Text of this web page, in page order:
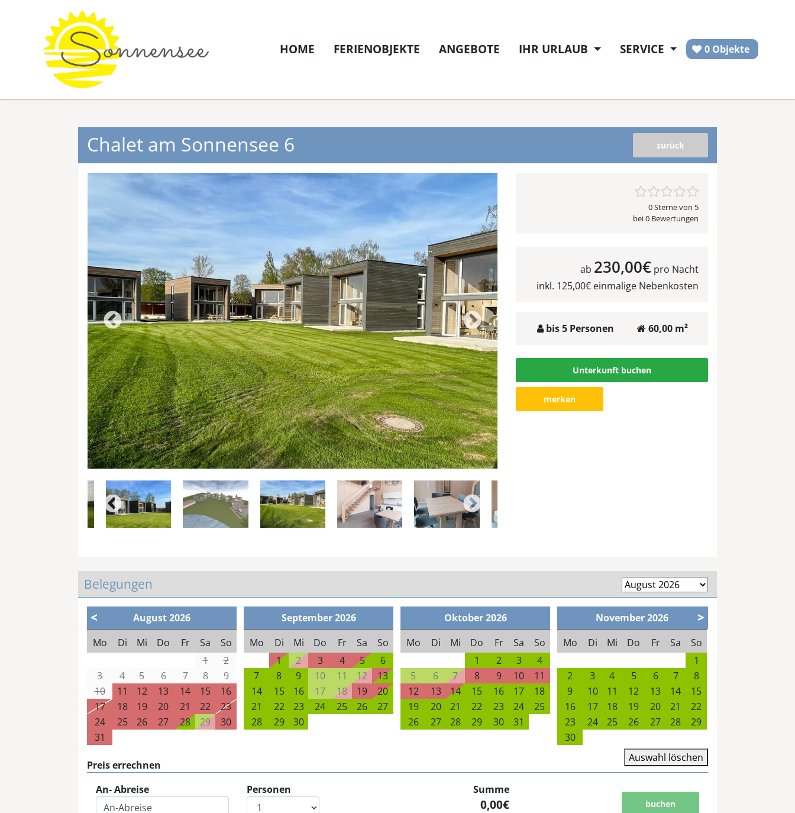
HOME FERIENOBJEKTE ANGEBOTE IHR URLAUB SERVICE 0 Objekte
Chalet am Sonnensee 6 zurück
0 Sterne von 5
bei 0 Bewertungen
ab 230,00€ pro Nacht
inkl. 125,00€ einmalige Nebenkosten
bis 5 Personen 60,00 m²
Unterkunft buchen
merken
Belegungen
< August2026
Mo
Di Mi Do Fr Sa
So
1
2
3
4 5 6 7 8
9
10
11 12 13 14 15
16
17
18 19 20 21 22
23
24
25 26 27 28 29
30
31
September2026
Mo
Di Mi Do Fr Sa
So
1
2 3 4 5
6
7
8 9 10 11 12
13
14
15 16 17 18 19
20
21
22 23 24 25 26
27
28
29 30
Oktober2026
Mo
Di Mi Do Fr Sa
So
1
2 3
4
5
6 7 8 9 10
11
12
13 14 15 16 17
18
19
20 21 22 23 24
25
26
27 28 29 30 31
November2026
Mo
Di Mi Do Fr Sa
So
1
2
3 4 5 6 7
8
9
10 11 12 13 14
15
16
17 18 19 20 21
22
23
24 25 26 27 28
29
30
>
Auswahl löschen
Preis errechnen
An- Abreise
Personen Summe
0,00€ buchen